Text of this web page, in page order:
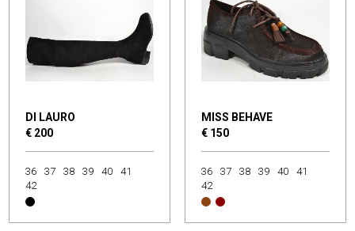
DI LAURO
€ 200
36 37 38 39 40
41
42
MISS BEHAVE
€ 150
36 37 38 39 40
41
42